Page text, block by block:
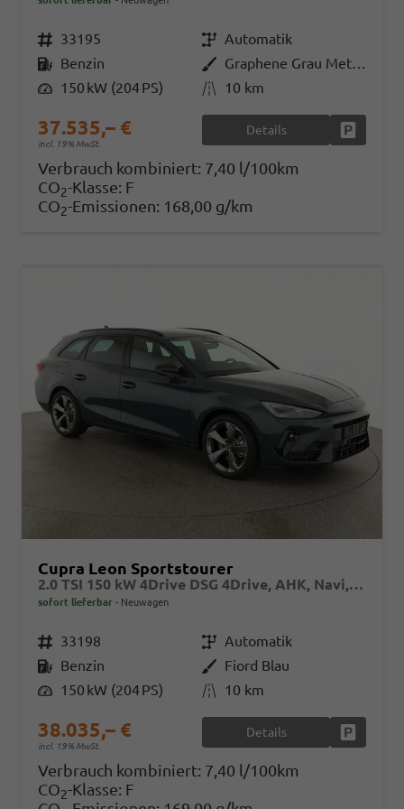
Fahrzeugnr. 33195 GetriebeAutomatik
Kraftstoff Benzin Außenfarbe
Graphene Grau Metallic
Leistung 150 kW (204 PS) Kilometerstand 10 km
37.535,– €
incl. 19% MwSt.
Details
Verbrauch kombiniert: 7,40 l/100km
CO2-Klasse: F
CO2-Emissionen: 168,00 g/km
Cupra Leon Sportstourer
2.0 TSI 150 kW 4Drive DSG 4Drive, AHK, Navi, Side, Matrix, el. Klappe, 18-Zoll, 5 J.-Garantie
sofort lieferbar Neuwagen
Fahrzeugnr. 33198 GetriebeAutomatik
Kraftstoff Benzin AußenfarbeFiord Blau
Leistung 150 kW (204 PS) Kilometerstand 10 km
38.035,– €
incl. 19% MwSt.
Details
Verbrauch kombiniert: 7,40 l/100km
CO2-Klasse: F